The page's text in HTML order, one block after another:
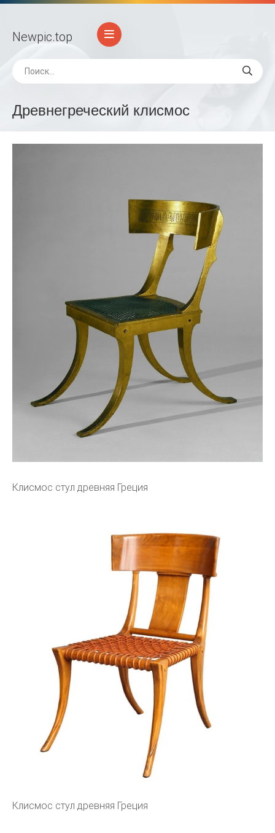
Newpic.top
Древнегреческий клисмос
Клисмос стул древняя Греция
Клисмос стул древняя Греция